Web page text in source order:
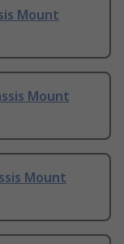
Mount
Mount
Mount